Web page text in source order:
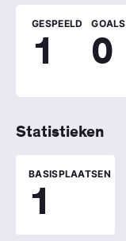
GESPEELD
1
GOALS
0
Statistieken
BASISPLAATSEN
1